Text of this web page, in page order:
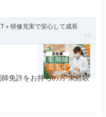
＋研修充実で安心して成長
免許をお持ちの方 未経験